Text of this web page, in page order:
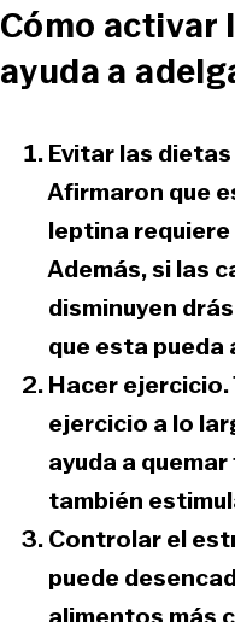
Cómo activar
ayuda a
Evitar las
Afirmaron que
leptina
Además, si las
disminuyen
que esta pueda
Hacer ejercicio.
ejercicio a lo
ayuda a
también
Controlar el
puede